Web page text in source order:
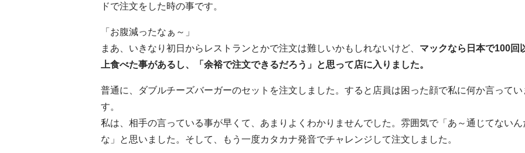
ドで注文をした時の事です。
「お腹減ったなぁ～」
まあ、いきなり初日からレストランとかで注文は難しいかもしれないけど、 マックなら日本で100回
上食べた事があるし、「余裕で注文できるだろう」と思って店に入りました。
普通に、ダブルチーズバーガーのセットを注文しました。すると店員は困った顔で私に何か言ってい
す。
私は、相手の言っている事が早くて、あまりよくわかりませんでした。雰囲気で「あ～通じてないん
な」と思いました。そして、もう一度カタカナ発音でチャレンジして注文しました。